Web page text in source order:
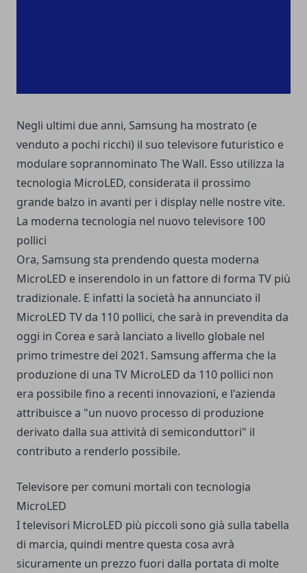
Negli ultimi due anni, Samsung ha mostrato (e
venduto a pochi ricchi) il suo televisore futuristico e
modulare soprannominato The Wall. Esso utilizza la
tecnologia MicroLED, considerata il prossimo
grande balzo in avanti per i display nelle nostre vite.
La moderna tecnologia nel nuovo televisore 100
pollici
Ora, Samsung sta prendendo questa moderna
MicroLED e inserendolo in un fattore di forma TV più
tradizionale. E infatti la società ha annunciato il
MicroLED TV da 110 pollici, che sarà in prevendita da
oggi in Corea e sarà lanciato a livello globale nel
primo trimestre del 2021. Samsung afferma che la
produzione di una TV MicroLED da 110 pollici non
era possibile fino a recenti innovazioni, e l'azienda
attribuisce a "un nuovo processo di produzione
derivato dalla sua attività di semiconduttori" il
contributo a renderlo possibile.
Televisore per comuni mortali con tecnologia
MicroLED
I televisori MicroLED più piccoli sono già sulla tabella
di marcia, quindi mentre questa cosa avrà
sicuramente un prezzo fuori dalla portata di molte